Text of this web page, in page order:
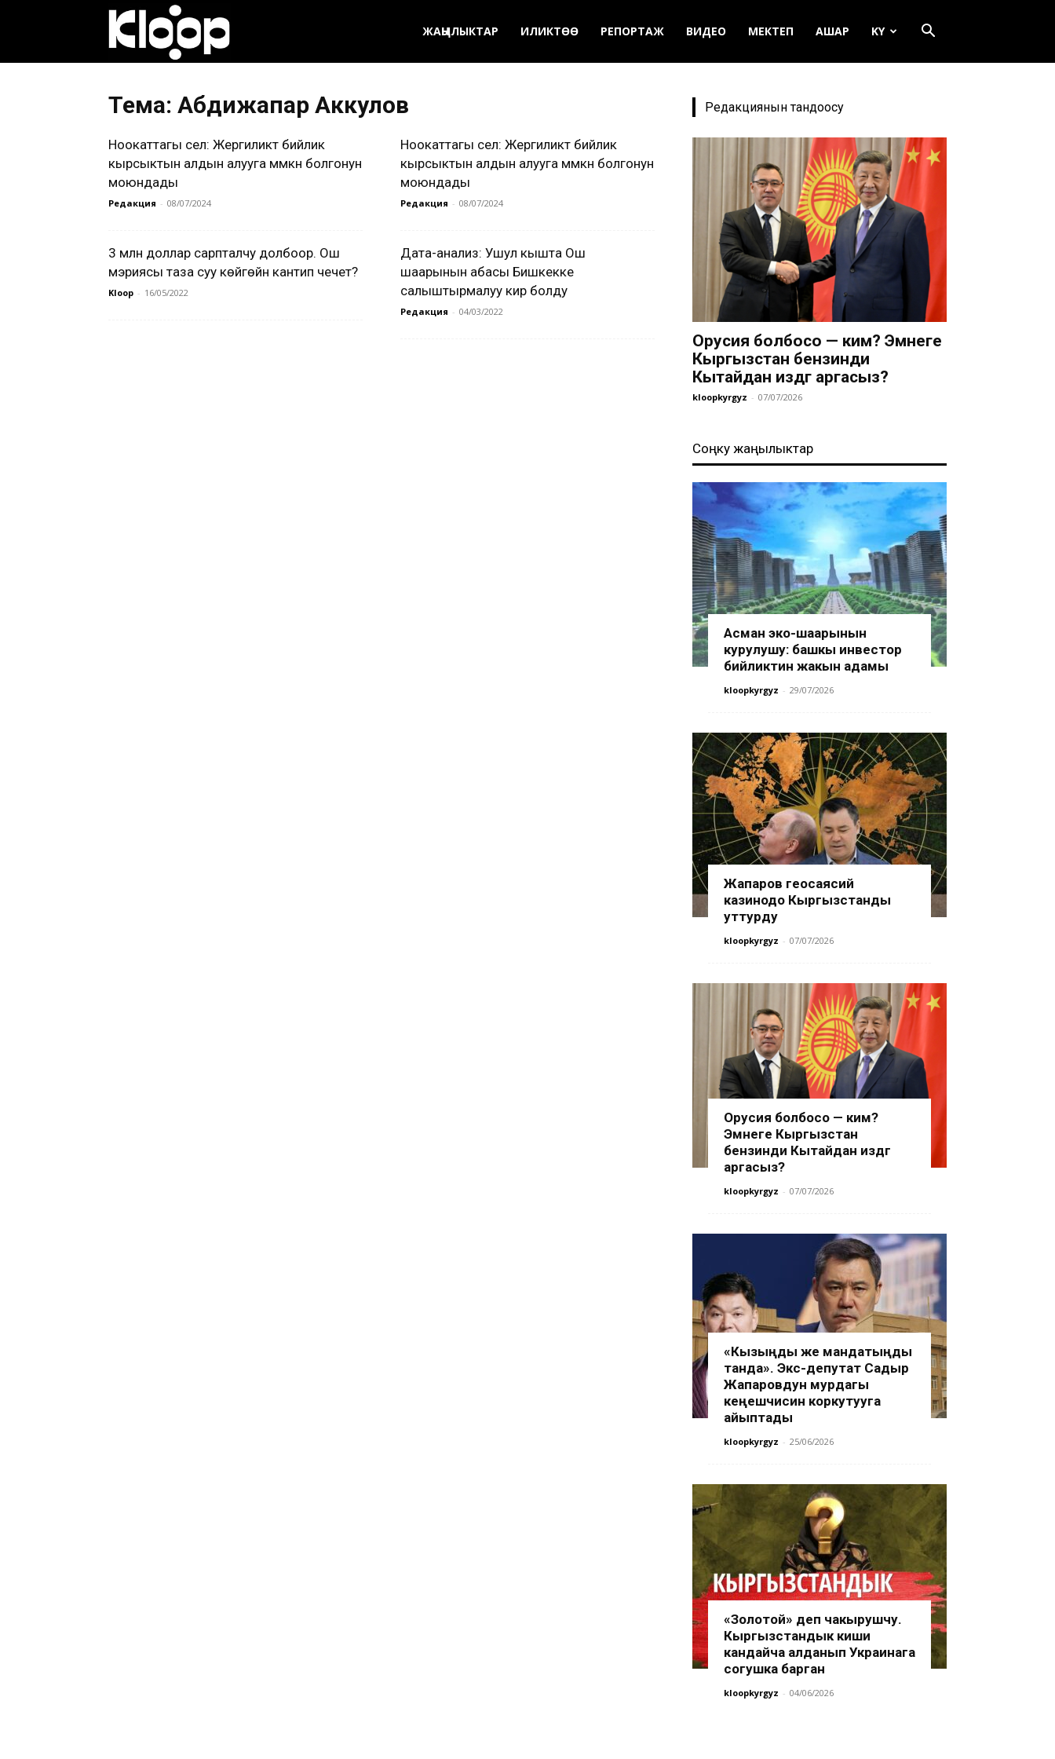
|
жаңылыктары
ЖАҢЫЛЫКТАР ИЛИКТӨӨ РЕПОРТАЖ ВИДЕО МЕКТЕП АШАР KY
Тема: Абдижапар Аккулов
Ноокаттагы сел: Жергиликтүү бийлик
кырсыктын алдын алууга мүмкүн болгонун
моюндады
Редакция - 08/07/2024
Ноокаттагы сел: Жергиликтүү бийлик
кырсыктын алдын алууга мүмкүн болгонун
моюндады
Редакция - 08/07/2024
3 млн доллар сарпталчу долбоор. Ош
мэриясы таза суу көйгөйүн кантип чечет?
Kloop - 16/05/2022
Дата-анализ: Ушул кышта Ош
шаарынын абасы Бишкекке
салыштырмалуу кир болду
Редакция - 04/03/2022
Редакциянын тандоосу
Орусия болбосо — ким? Эмнеге
Кыргызстан бензинди
Кытайдан издөөгө аргасыз?
kloopkyrgyz - 07/07/2026
Соңку жаңылыктар
Асман эко-шаарынын
курулушу: башкы инвестор
бийликтин жакын адамы
kloopkyrgyz - 29/07/2026
Жапаров геосаясий
казинодо Кыргызстанды
уттурду
kloopkyrgyz - 07/07/2026
Орусия болбосо — ким?
Эмнеге Кыргызстан
бензинди Кытайдан издөөгө
аргасыз?
kloopkyrgyz - 07/07/2026
«Кызыңды же мандатыңды
танда». Экс-депутат Садыр
Жапаровдун мурдагы
кеңешчисин коркутууга
айыптады
kloopkyrgyz - 25/06/2026
«Золотой» деп чакырушчу.
Кыргызстандык киши
кандайча алданып Украинага
согушка барган
kloopkyrgyz - 04/06/2026